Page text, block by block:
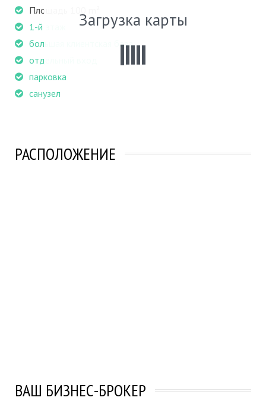
Площадь 100 m²
1-й этаж
большая клиентская база
отдельный вход
парковка
санузел
РАСПОЛОЖЕНИЕ
Загрузка карты
ВАШ БИЗНЕС-БРОКЕР